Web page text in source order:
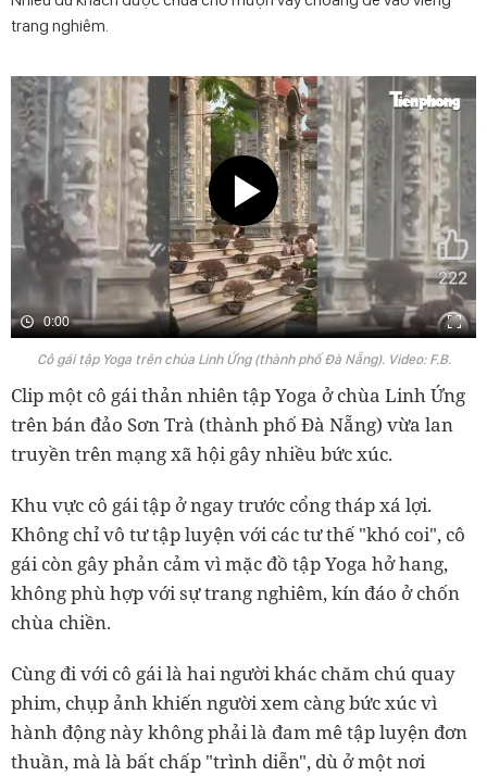
trang nghiêm.
0:00
Cô gái tập Yoga trên chùa Linh Ứng (thành phố Đà Nẵng). Video: F.B.
Clip một cô gái thản nhiên tập Yoga ở chùa Linh Ứng
trên bán đảo Sơn Trà (thành phố Đà Nẵng) vừa lan
truyền trên mạng xã hội gây nhiều bức xúc.
Khu vực cô gái tập ở ngay trước cổng tháp xá lợi.
Không chỉ vô tư tập luyện với các tư thế "khó coi", cô
gái còn gây phản cảm vì mặc đồ tập Yoga hở hang,
không phù hợp với sự trang nghiêm, kín đáo ở chốn
chùa chiền.
Cùng đi với cô gái là hai người khác chăm chú quay
phim, chụp ảnh khiến người xem càng bức xúc vì
hành động này không phải là đam mê tập luyện đơn
thuần, mà là bất chấp "trình diễn", dù ở một nơi